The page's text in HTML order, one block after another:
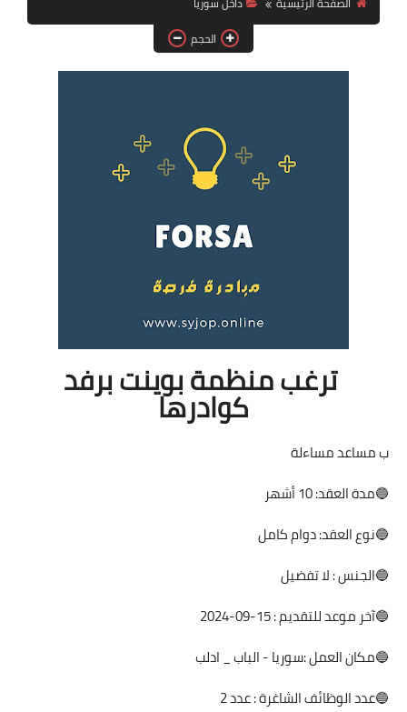
فرص عمل في العراق
فرص عمل في اليمن
دورات تدريبية
الحجم
ترغب منظمة بوينت برفد
كوادرها
ب مساعد مساءلة
🔵مدة العقد: 10 أشهر
🔵نوع العقد: دوام كامل
🔵الجنس : لا تفضيل
🔵آخر موعد للتقديم : 15-09-2024
🔵مكان العمل :سوريا - الباب _ ادلب
🔵عدد الوظائف الشاغرة : عدد 2